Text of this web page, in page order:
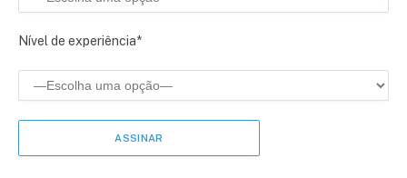
Nível de experiência*